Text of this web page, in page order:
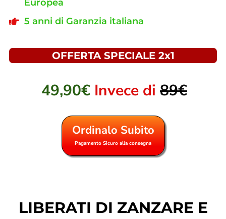
Europea
5 anni di Garanzia italiana
OFFERTA SPECIALE 2x1
49,90€ Invece di 89€
Ordinalo Subito
Pagamento Sicuro alla consegna
LIBERATI DI ZANZARE E